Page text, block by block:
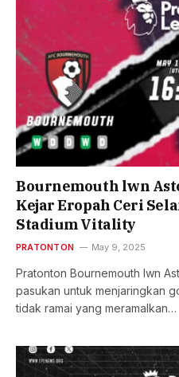
Bournemouth lwn
Kejar Eropah Ceri
Stadium Vitality
PRATONTON May 9, 2025
Pratonton Bournemouth lwn
pasukan untuk menjaringkan
tidak ramai yang meramalkan…